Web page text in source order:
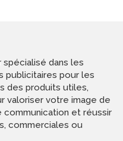
spécialisé dans les
publicitaires pour les
des produits utiles,
valoriser votre image de
communication et réussir
commerciales ou